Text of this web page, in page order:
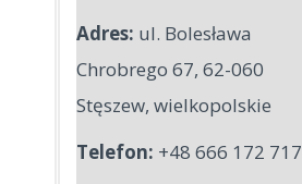
Adres: ul. Bolesława
Chrobrego 67, 62-060
Stęszew, wielkopolskie
Telefon: +48 666 172 717